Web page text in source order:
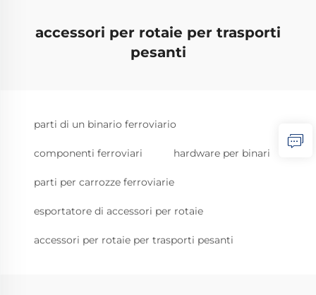
accessori per rotaie per trasporti
pesanti
parti di un binario ferroviario
componenti ferroviari hardware per binari
parti per carrozze ferroviarie
esportatore di accessori per rotaie
accessori per rotaie per trasporti pesanti